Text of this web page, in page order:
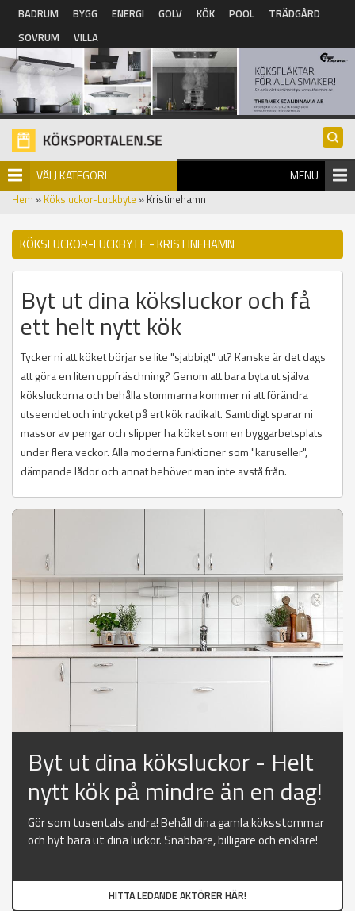
Hoppa till huvudinnehåll
BADRUM BYGG ENERGI GOLV KÖK POOL
TRÄDGÅRD
SOVRUM
VILLA
VÄLJ KATEGORI MENU
Hem » Köksluckor-Luckbyte » Kristinehamn
KÖKSLUCKOR-LUCKBYTE - KRISTINEHAMN
Byt ut dina köksluckor och få
ett helt nytt kök
Tycker ni att köket börjar se lite "sjabbigt" ut? Kanske är det dags
att göra en liten uppfräschning? Genom att bara byta ut själva
köksluckorna och behålla stommarna kommer ni att förändra
utseendet och intrycket på ert kök radikalt. Samtidigt sparar ni
massor av pengar och slipper ha köket som en byggarbetsplats
under flera veckor. Alla moderna funktioner som "karuseller",
dämpande lådor och annat behöver man inte avstå från.
Byt ut dina köksluckor - Helt
nytt kök på mindre än en dag!
Gör som tusentals andra! Behåll dina gamla köksstommar
och byt bara ut dina luckor. Snabbare, billigare och enklare!
HITTA LEDANDE AKTÖRER HÄR!